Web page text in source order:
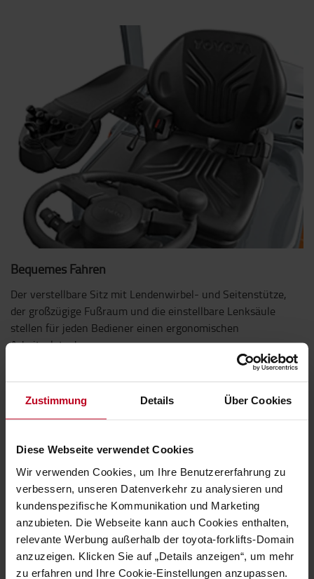
Zustimmung Details Über Cookies
Diese Webseite verwendet Cookies
Wir verwenden Cookies, um Ihre Benutzererfahrung zu
verbessern, unseren Datenverkehr zu analysieren und
kundenspezifische Kommunikation und Marketing
anzubieten. Die Webseite kann auch Cookies enthalten,
relevante Werbung außerhalb der toyota-forklifts-Domain
anzuzeigen. Klicken Sie auf „Details anzeigen“, um mehr
zu erfahren und Ihre Cookie-Einstellungen anzupassen.
Bequemes Fahren
Der verstellbare Sitz mit Lendenwirbel- und Seitenstütze,
der großzügige Fußraum und die einstellbare Lenksäule
stellen für jeden Bediener einen ergonomischen
Arbeitsplatz dar.